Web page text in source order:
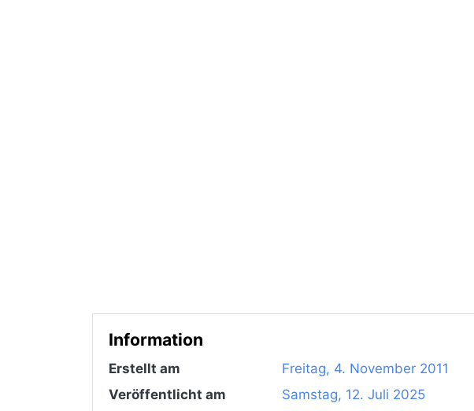
Information
Erstellt am
Freitag, 4. November 2011
Veröffentlicht am
Samstag, 12. Juli 2025